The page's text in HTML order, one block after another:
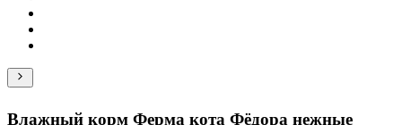
Влажный корм Ферма кота Фёдора нежные